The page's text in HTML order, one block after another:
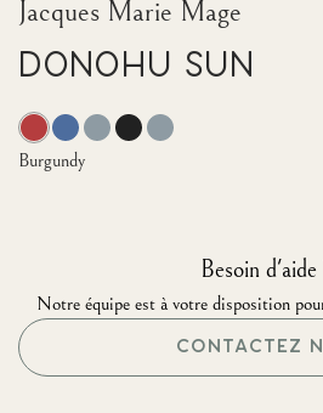
Jacques Marie Mage
Donohu Sun
Burgundy
Besoin d'aide
Notre équipe est à votre disposition
CONTACTEZ